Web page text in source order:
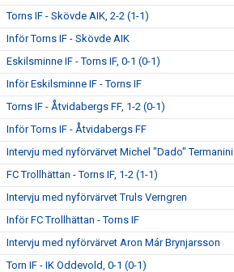
Torns IF - Skövde AIK, 2-2 (1-1)
Inför Torns IF - Skövde AIK
Eskilsminne IF - Torns IF, 0-1 (0-1)
Inför Eskilsminne IF - Torns IF
Torns IF - Åtvidabergs FF, 1-2 (0-1)
Inför Torns IF - Åtvidabergs FF
Intervju med nyförvärvet Michel "Dado" Termanini
FC Trollhättan - Torns IF, 1-2 (1-1)
Intervju med nyförvärvet Truls Verngren
Inför FC Trollhättan - Torns IF
Intervju med nyförvärvet Aron Már Brynjarsson
Torn IF - IK Oddevold, 0-1 (0-1)